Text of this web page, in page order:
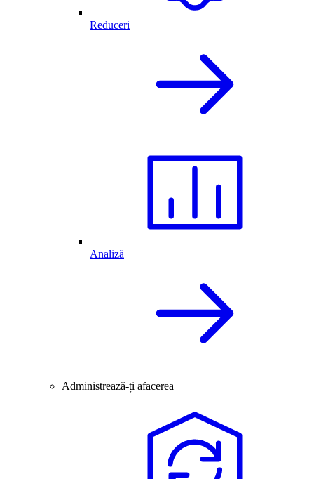
Reduceri
Analiză
Administrează-ți afacerea